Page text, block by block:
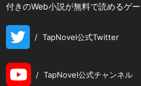
付きのWeb小説が無料で読めるゲー
/ TapNovel公式Twitter
/ TapNovel公式チャンネル